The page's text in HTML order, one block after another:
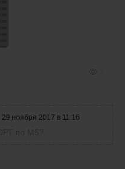
29 ноября 2017 в 11:16